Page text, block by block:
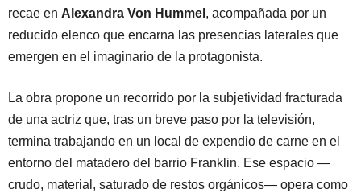
recae en Alexandra Von Hummel , acompañada por un
reducido elenco que encarna las presencias laterales que
emergen en el imaginario de la protagonista.
La obra propone un recorrido por la subjetividad fracturada
de una actriz que, tras un breve paso por la televisión,
termina trabajando en un local de expendio de carne en el
entorno del matadero del barrio Franklin. Ese espacio —
crudo, material, saturado de restos orgánicos— opera como